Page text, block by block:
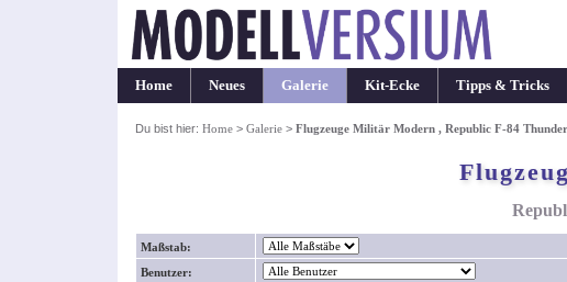
Home Neues Galerie Kit-Ecke Tipps & Tricks
Du bist hier: Home> Galerie> Flugzeuge Militär Modern , Republic F-84
Maßstab:
Benutzer: